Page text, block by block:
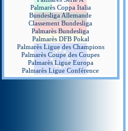
Palmarès Coppa Italia
Bundesliga Allemande
Classement Bundesliga
Palmarès Bundesliga
Palmarès DFB Pokal
Palmarès Ligue des Champions
Palmarès Coupe des Coupes
Palmarès Ligue Europa
Palmarès Ligue Conférence